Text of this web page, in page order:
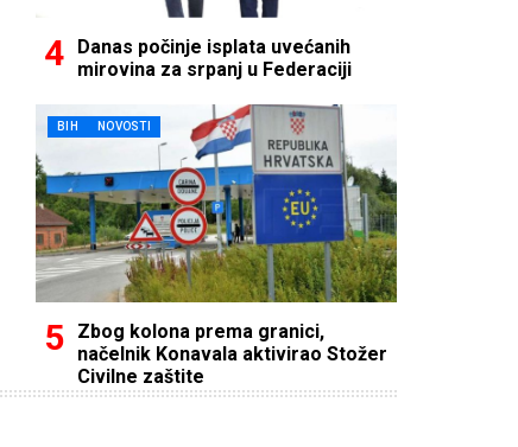
Danas počinje isplata uvećanih
mirovina za srpanj u Federaciji
BIH NOVOSTI
Zbog kolona prema granici,
načelnik Konavala aktivirao Stožer
Civilne zaštite